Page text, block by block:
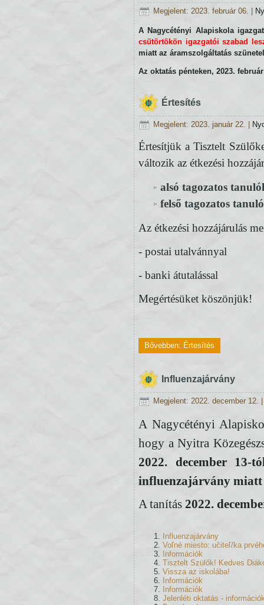
Megjelent: 2023. február 06.
A Nagycétényi Alapiskola
csütörtökön igazgatói szabad
miatt az áramszolgáltatás
Az oktatás pénteken, 2023.
Értesítés
Megjelent: 2023. január 22.
Értesítjük a Tisztelt
változik az étkezési
alsó tagozatos
felső tagozatos
Az étkezési hozzájárulás
- postai utalvánnyal
- banki átutalással
Megértésüket köszönjük!
Bővebben: Értesítés
Influenzajárvány
Megjelent: 2022. december 12.
A Nagycétényi
hogy a Nyitra
2022. december 13-
influenzajárvány miatt
A tanítás 2022.
Influenzajárvány
Voľné miesto: učiteľ/ka
Információk
Tisztelt Szülők! Kedves
Vissza az iskolába!
Információk
Információk
Jelenléti oktatás -